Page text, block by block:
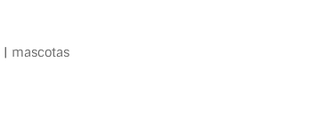
| mascotas